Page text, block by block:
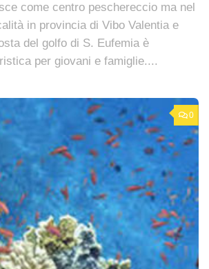
come centro peschereccio ma nel
in provincia di Vibo Valentia e
del golfo di S. Eufemia è
per giovani e famiglie....
0